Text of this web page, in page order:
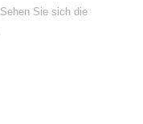
Sehen Sie sich die